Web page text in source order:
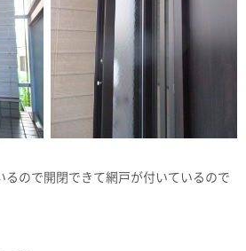
るので開閉できて網戸が付いているので